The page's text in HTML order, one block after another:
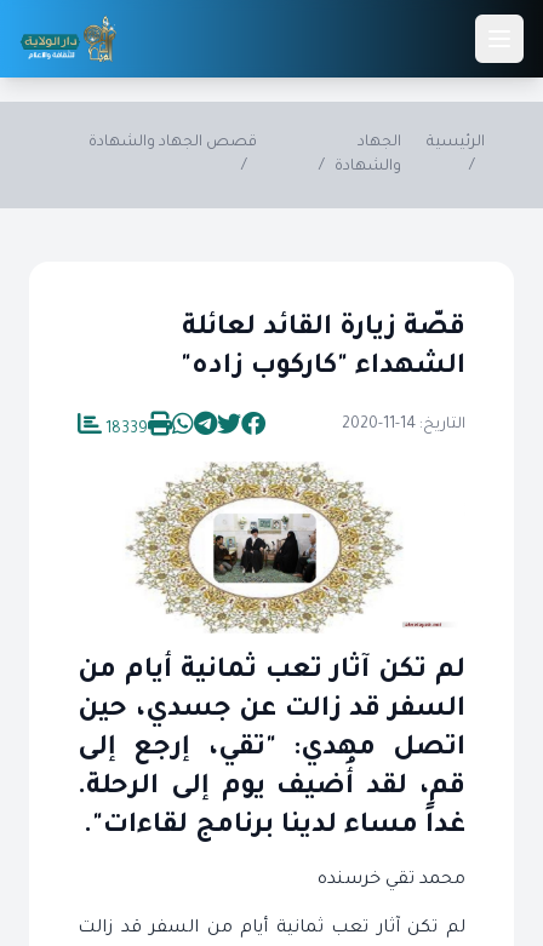
Skip to main content
الرئيسية
/
الجهاد
والشهادة
/
قصص الجهاد والشهادة
/
قصّة زيارة القائد لعائلة
الشهداء "كاركوب زاده"
التاريخ: 14-11-2020 18339
لم تكن آثار تعب ثمانية أيام من
السفر قد زالت عن جسدي، حين
اتصل مهدي: "تقي، إرجع إلى
قم، لقد أُضيف يوم إلى الرحلة.
غداً مساء لدينا برنامج لقاءات".
محمد تقي خرسنده
لم تكن آثار تعب ثمانية أيام من السفر قد زالت